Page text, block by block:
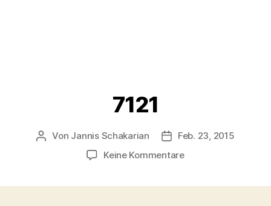
7121
Beitragsautor
Von Jannis Schakarian Veröffentlichungsdatum
Feb. 23, 2015
Keine Kommentarezu